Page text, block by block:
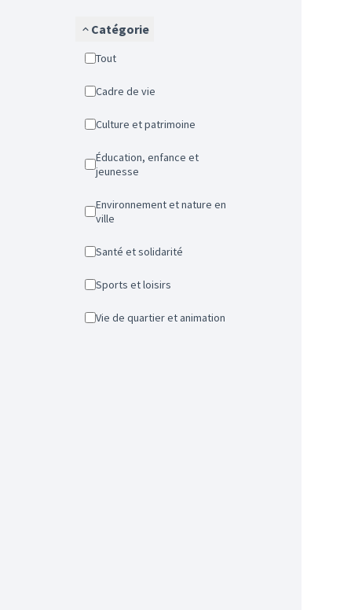
Catégorie
Tout
Cadre de vie
Culture et patrimoine
Éducation, enfance et
jeunesse
Environnement et nature en
ville
Santé et solidarité
Sports et loisirs
Vie de quartier et animation